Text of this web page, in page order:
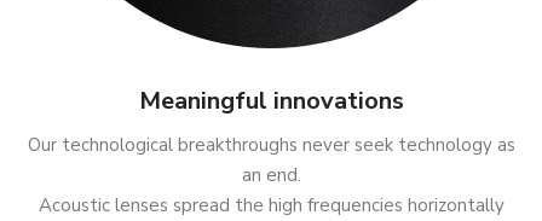
Meaningful innovations
Our technological breakthroughs never seek technology as
an end.
Acoustic lenses spread the high frequencies horizontally